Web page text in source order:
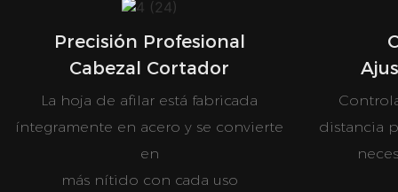
Precisión Profesional
Cabezal Cortador
La hoja de afilar está fabricada
íntegramente en acero y se convierte
en
más nítido con cada uso
distancia